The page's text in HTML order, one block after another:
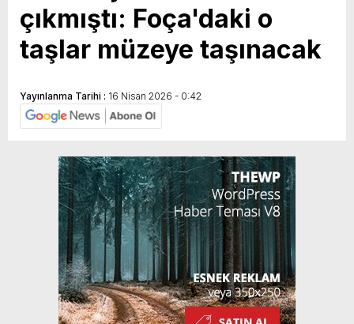
çıkmıştı: Foça'daki o
taşlar müzeye taşınacak
Yayınlanma Tarihi : 16 Nisan 2026 - 0:42